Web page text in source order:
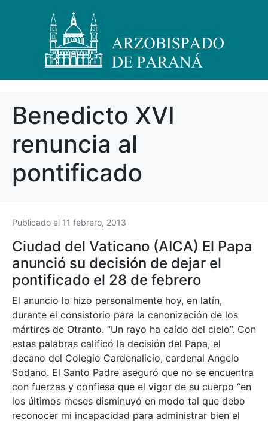
Benedicto XVI
renuncia al
pontificado
Publicado el 11 febrero, 2013
Ciudad del Vaticano (AICA) El Papa
anunció su decisión de dejar el
pontificado el 28 de febrero
El anuncio lo hizo personalmente hoy, en latín,
durante el consistorio para la canonización de los
mártires de Otranto. “Un rayo ha caído del cielo”. Con
estas palabras calificó la decisión del Papa, el
decano del Colegio Cardenalicio, cardenal Angelo
Sodano. El Santo Padre aseguró que no se encuentra
con fuerzas y confiesa que el vigor de su cuerpo “en
los últimos meses disminuyó en modo tal que debo
reconocer mi incapacidad para administrar bien el